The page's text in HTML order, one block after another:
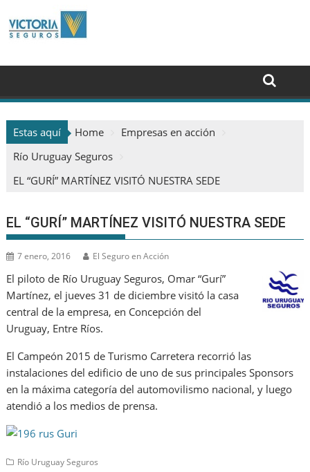
Estas aquí Home
Empresas en acción
Río Uruguay Seguros
EL “GURÍ” MARTÍNEZ VISITÓ NUESTRA SEDE
EL “GURÍ” MARTÍNEZ VISITÓ NUESTRA SEDE
7 enero, 2016 El Seguro en Acción
El piloto de Río Uruguay Seguros, Omar “Gurí”
Martínez, el jueves 31 de diciembre visitó la casa
central de la empresa, en Concepción del
Uruguay, Entre Ríos.
El Campeón 2015 de Turismo Carretera recorrió las
instalaciones del edificio de uno de sus principales Sponsors
en la máxima categoría del automovilismo nacional, y luego
atendió a los medios de prensa.
Río Uruguay Seguros